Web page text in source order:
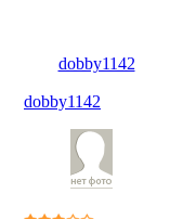
dobby1142
dobby1142